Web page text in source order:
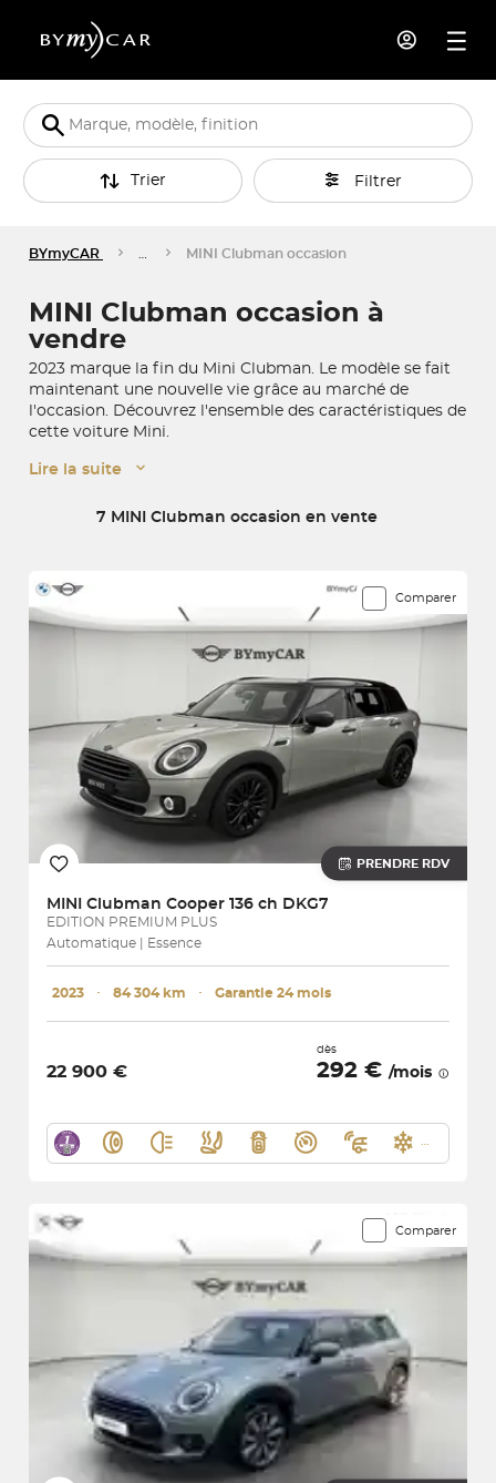
Trier Filtrer
BYmyCAR MINI Clubman occasion
MINI Clubman occasion à
vendre
2023 marque la fin du Mini Clubman. Le modèle se fait
maintenant une nouvelle vie grâce au marché de
l'occasion. Découvrez l'ensemble des caractéristiques de
cette voiture Mini.
Lire la suite
7 MINI Clubman occasion en vente
Comparer
PRENDRE RDV
MINI Clubman Cooper 136 ch DKG7
EDITION PREMIUM PLUS
Automatique | Essence
2023 ･ 84 304 km ･ Garantie 24 mois
22 900 €
dès
292 € /mois
Comparer